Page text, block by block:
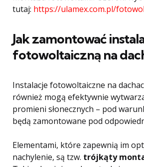
tutaj: https://ulamex.com.pl/
Jak zamontować
fotowoltaiczną na
Instalacje fotowoltaiczne na
również mogą efektywnie
promieni słonecznych – pod
będą zamontowane pod
Elementami, które zapewnią im
nachylenie, są tzw. trójkąty